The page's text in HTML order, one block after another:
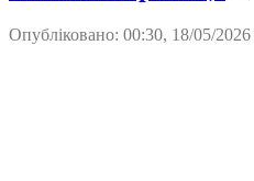
Опубліковано: 00:30, 18/05/2026